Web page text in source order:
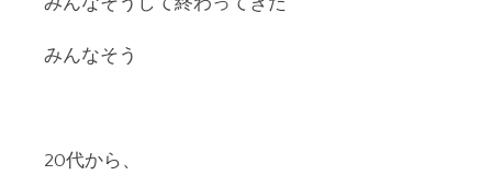
みんなそう
20代から、